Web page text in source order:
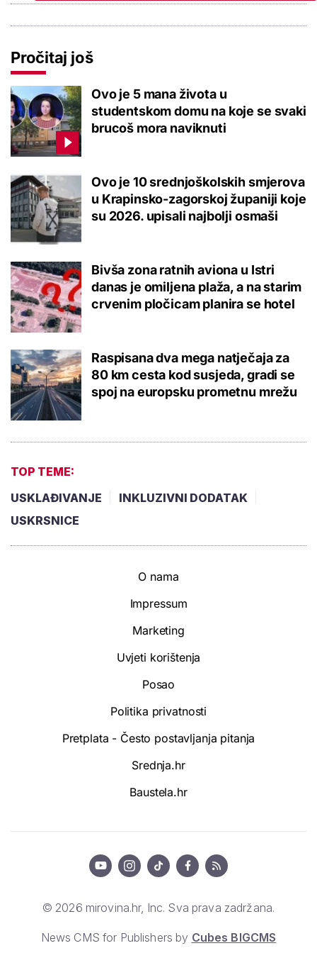
Pročitaj još
Ovo je 5 mana života u
studentskom domu na koje se svaki
brucoš mora naviknuti
Ovo je 10 srednjoškolskih smjerova
u Krapinsko-zagorskoj županiji koje
su 2026. upisali najbolji osmaši
Bivša zona ratnih aviona u Istri
danas je omiljena plaža, a na starim
crvenim pločicam planira se hotel
Raspisana dva mega natječaja za
80 km cesta kod susjeda, gradi se
spoj na europsku prometnu mrežu
TOP TEME:
USKLAĐIVANJE
INKLUZIVNI DODATAK
USKRSNICE
O nama
Impressum
Marketing
Uvjeti korištenja
Posao
Politika privatnosti
Pretplata - Često postavljanja pitanja
Srednja.hr
Baustela.hr
© 2026 mirovina.hr, Inc. Sva prava zadržana.
News CMS for Publishers by Cubes BIGCMS